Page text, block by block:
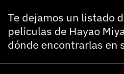
Te dejamos un listado
películas de Hayao
dónde encontrarlas en
Entra